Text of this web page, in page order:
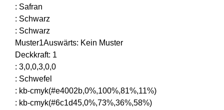
: Safran
: Schwarz
: Schwarz
Muster1Auswärts: Kein Muster
Deckkraft: 1
: 3,0,0,3,0,0
: Schwefel
: kb-cmyk(#e4002b,0%,100%,81%,11%)
: kb-cmyk(#6c1d45,0%,73%,36%,58%)